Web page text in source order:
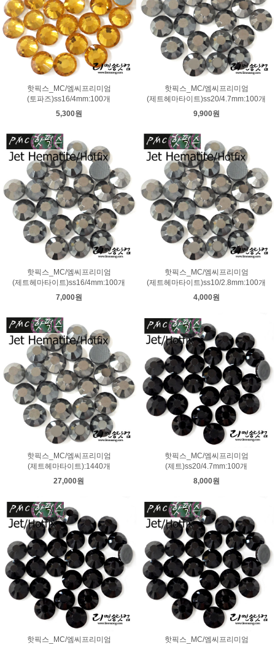
핫픽스_MC/엠씨프리미엄
(토파즈)ss16/4mm:100개
5,300원
핫픽스_MC/엠씨프리미엄
(제트헤마타이트)ss20/4.7mm:100개
9,900원
핫픽스_MC/엠씨프리미엄
(제트헤마타이트)ss16/4mm:100개
7,000원
핫픽스_MC/엠씨프리미엄
(제트헤마타이트)ss10/2.8mm:100개
4,000원
핫픽스_MC/엠씨프리미엄
(제트헤마타이트):1440개
27,000원
핫픽스_MC/엠씨프리미엄
(제트)ss20/4.7mm:100개
8,000원
핫픽스_MC/엠씨프리미엄
핫픽스_MC/엠씨프리미엄